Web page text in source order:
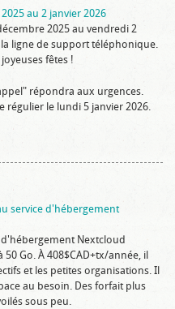
au 2 janvier 2026
2025 au vendredi 2
ligne de support téléphonique.
fêtes !
répondra aux urgences.
régulier le lundi 5 janvier 2026.
service d'hébergement
Nextcloud
Go. À 408$CAD+tx/année, il
et les petites organisations. Il
au besoin. Des forfait plus
sous peu.